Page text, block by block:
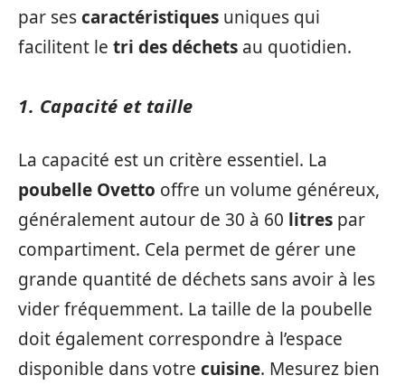
par sescaractéristiques uniques qui
facilitent le tri des déchets au quotidien.
1. Capacité et taille
La capacité est un critère essentiel. La
poubelle Ovetto offre un volume généreux,
généralement autour de 30 à 60 litres par
compartiment. Cela permet de gérer une
grande quantité de déchets sans avoir à les
vider fréquemment. La taille de la poubelle
doit également correspondre à l’espace
disponible dans votre cuisine. Mesurez bien